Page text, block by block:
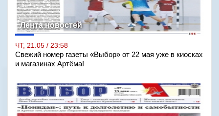
Лента новостей
ЧТ, 21.05 / 23:58
Свежий номер газеты «Выбор» от 22 мая уже в киосках
и магазинах Артёма!